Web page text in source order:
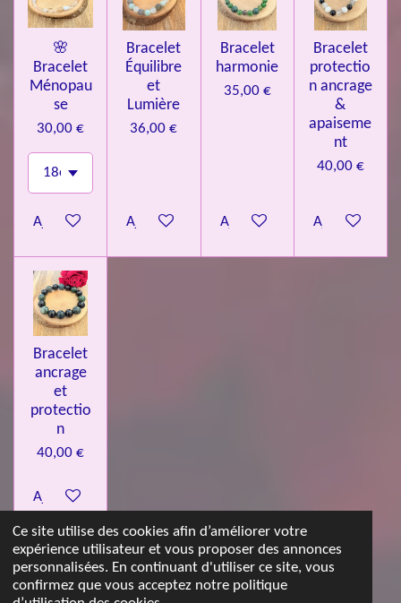
Ce site utilise des cookies afin d’améliorer votre
expérience utilisateur et vous proposer des annonces
personnalisées. En continuant d'utiliser ce site, vous
confirmez que vous acceptez notre politique
🌸
Bracelet
Ménopau
se
30,00 €
Ajouter au panier
Bracelet
Équilibre
et
Lumière
36,00 €
Ajouter au panier
Bracelet
harmonie
35,00 €
Ajouter au panier
Bracelet
protectio
n ancrage
&
apaiseme
nt
40,00 €
Ajouter au
Bracelet
ancrage
et
protectio
n
40,00 €
Ajouter au panier
© 2023 - 2026 Les jolies pierres d'Emma
Propulsé par Webador